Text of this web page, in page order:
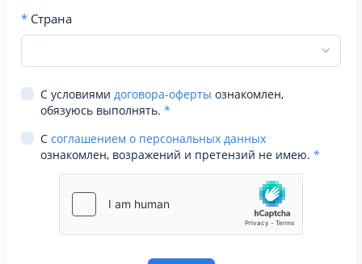
* Страна
С условиями договора-оферты ознакомлен,
обязуюсь выполнять. *
С соглашением о персональных данных
ознакомлен, возражений и претензий не имею. *